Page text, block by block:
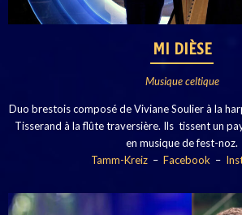
MI DIÈSE
Musique celtique
Duo brestois composé de Viviane Soulier à la
Tisserand à la flûte traversière. Ils tissent un
en musique de fest-noz.
Tamm-Kreiz– Facebook –